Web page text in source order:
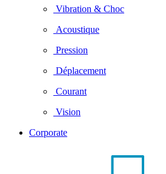
Vibration & Choc
Acoustique
Pression
Déplacement
Courant
Vision
Corporate